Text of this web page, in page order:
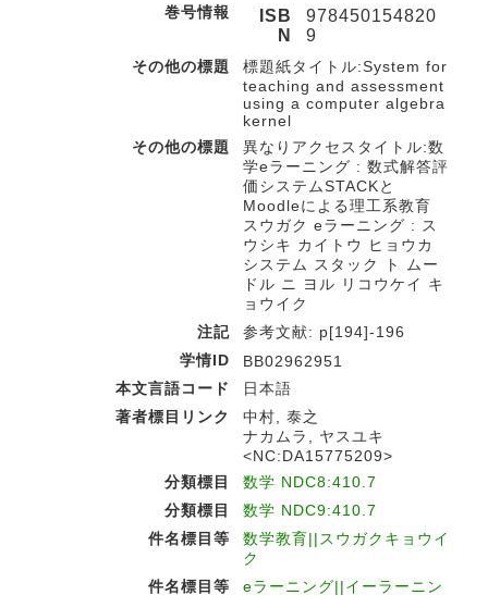
巻号情報
ISB
N
978450154820
9
その他の標題
標題紙タイトル:System for
teaching and assessment
using a computer algebra
kernel
その他の標題
異なりアクセスタイトル:数
学eラーニング : 数式解答評
価システムSTACKと
Moodleによる理工系教育
スウガク eラーニング : ス
ウシキ カイトウ ヒョウカ
システム スタック ト ムー
ドル ニ ヨル リコウケイ キ
ョウイク
注記
参考文献: p[194]-196
学情ID
BB02962951
本文言語コード
日本語
著者標目リンク
中村, 泰之
ナカムラ, ヤスユキ
<NC:DA15775209>
分類標目
数学 NDC8:410.7
分類標目
数学 NDC9:410.7
件名標目等
数学教育||スウガクキョウイ
ク
件名標目等
eラーニング||イーラーニン